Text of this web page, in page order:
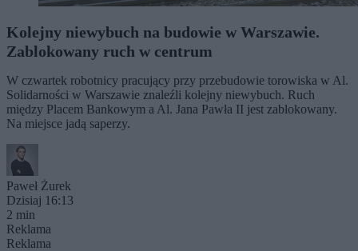
Kolejny niewybuch na budowie w Warszawie.
Zablokowany ruch w centrum
W czwartek robotnicy pracujący przy przebudowie torowiska w Al.
Solidarności w Warszawie znaleźli kolejny niewybuch. Ruch
między Placem Bankowym a Al. Jana Pawła II jest zablokowany.
Na miejsce jadą saperzy.
Paweł Żurek
Dzisiaj 16:13
2 min
Reklama
Reklama